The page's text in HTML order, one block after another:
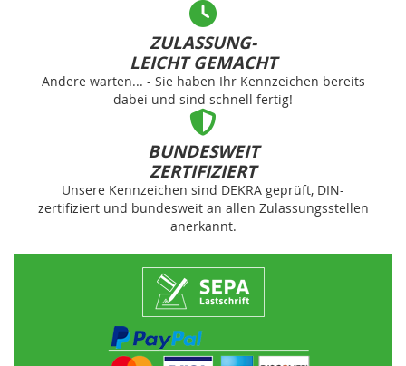
ZULASSUNG-
LEICHT GEMACHT
Andere warten... - Sie haben Ihr Kennzeichen bereits
dabei und sind schnell fertig!
BUNDESWEIT
ZERTIFIZIERT
Unsere Kennzeichen sind DEKRA geprüft, DIN-
zertifiziert und bundesweit an allen Zulassungsstellen
anerkannt.